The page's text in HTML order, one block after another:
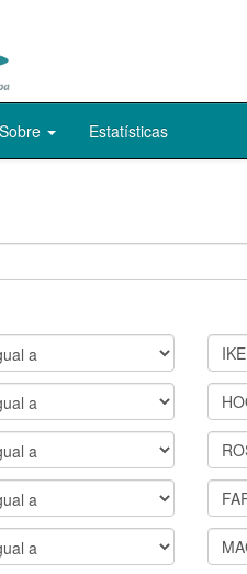
Sobre Estatísticas